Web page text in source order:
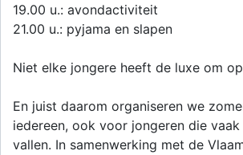
19.00 u.: avondactiviteit
21.00 u.: pyjama en slapen
Niet elke jongere heeft de luxe om
En juist daarom organiseren we
iedereen, ook voor jongeren die
vallen. In samenwerking met de